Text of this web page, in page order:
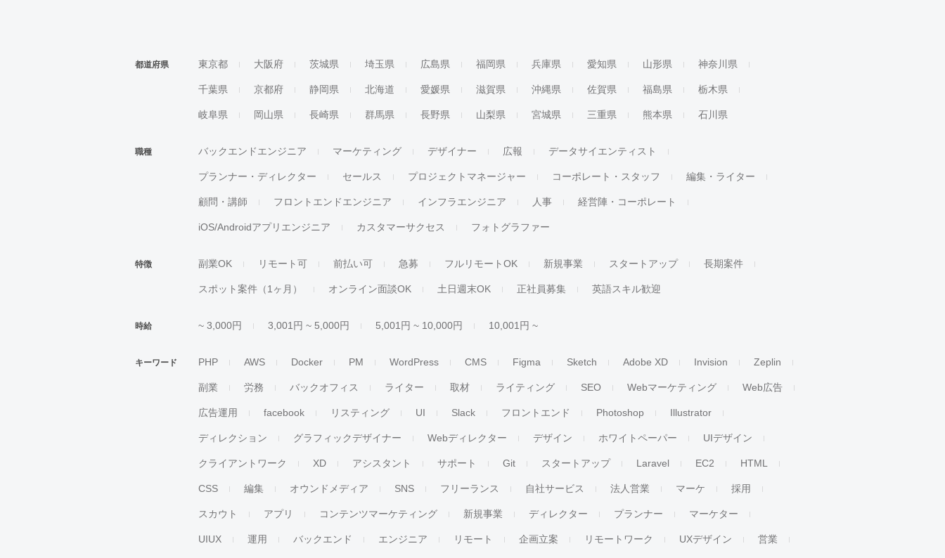
都道府県 東京都 大阪府 茨城県 埼玉県 広島県 福岡県 兵庫県 愛知県 山形県 神奈川県
千葉県 京都府 静岡県 北海道 愛媛県 滋賀県 沖縄県 佐賀県 福島県 栃木県
岐阜県 岡山県 長崎県 群馬県 長野県 山梨県 宮城県 三重県 熊本県 石川県
職種 バックエンドエンジニア マーケティング デザイナー 広報 データサイエンティスト
プランナー・ディレクター セールス プロジェクトマネージャー コーポレート・スタッフ 編集・ライター
顧問・講師 フロントエンドエンジニア インフラエンジニア 人事 経営陣・コーポレート
iOS/Androidアプリエンジニア カスタマーサクセス フォトグラファー
特徴 副業OK リモート可 前払い可 急募 フルリモートOK 新規事業 スタートアップ 長期案件
スポット案件（1ヶ月） オンライン面談OK 土日週末OK 正社員募集 英語スキル歓迎
時給 ~ 3,000円 3,001円 ~ 5,000円 5,001円 ~ 10,000円 10,001円 ~
キーワード PHP AWS Docker PM WordPress CMS Figma Sketch Adobe XD Invision Zeplin
副業 労務 バックオフィス ライター 取材 ライティング SEO Webマーケティング Web広告
広告運用 facebook リスティング UI Slack フロントエンド Photoshop Illustrator
ディレクション グラフィックデザイナー Webディレクター デザイン ホワイトペーパー UIデザイン
クライアントワーク XD アシスタント サポート Git スタートアップ Laravel EC2 HTML
CSS 編集 オウンドメディア SNS フリーランス 自社サービス 法人営業 マーケ 採用
スカウト アプリ コンテンツマーケティング 新規事業 ディレクター プランナー マーケター
UIUX 運用 バックエンド エンジニア リモート 企画立案 リモートワーク UXデザイン 営業